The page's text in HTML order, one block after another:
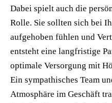
Dabei spielt auch die
Rolle. Sie sollten sich bei
aufgehoben fühlen und
entsteht eine langfristige
optimale Versorgung mit
Ein sympathisches Team
Atmosphäre im Geschäft